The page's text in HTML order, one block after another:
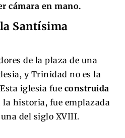
cámara en mano.
Santísima
de la plaza de una
y Trinidad no es la
iglesia fue construida
la historia, fue emplazada
del siglo XVIII.